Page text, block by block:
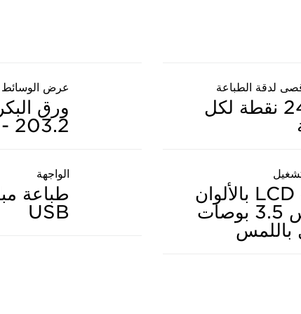
لدقة الطباعة
2400 نقطة لكل
عرض الوسائط
ورق
203.2 - 1118 ملم
لوحة LCD بالألوان
مقاس 3.5 بوصات
باللمس
الواجهة
طباعة
USB